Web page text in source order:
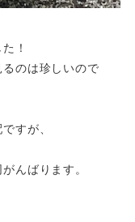
！
のは珍しいので
すが、
んばります。